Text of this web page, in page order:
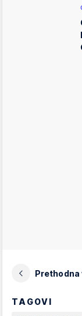
Prethodna
TAGOVI